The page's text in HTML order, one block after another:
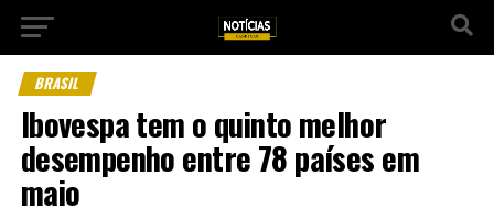
BRASIL
Ibovespa tem o quinto melhor
desempenho entre 78 países em
maio